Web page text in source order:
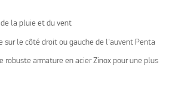
la pluie et du vent
sur le côté droit ou gauche de l'auvent Penta
robuste armature en acier Zinox pour une plus